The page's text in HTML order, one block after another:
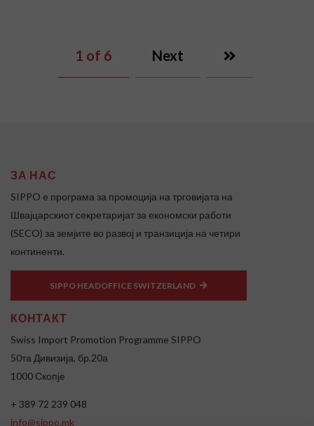
1 of 6 Next
ЗА НАС
SIPPO e програма за промоција на трговијата на
Швајцарскиот секретаријат за економски работи
(SECO) за земјите во развој и транзиција на четири
континенти.
SIPPO HEADOFFICE SWITZERLAND
КОНТАКТ
Swiss Import Promotion Programme SIPPO
50та Дивизија, бр.20а
1000 Скопје
+ 389 72 239 048
info@sippo.mk